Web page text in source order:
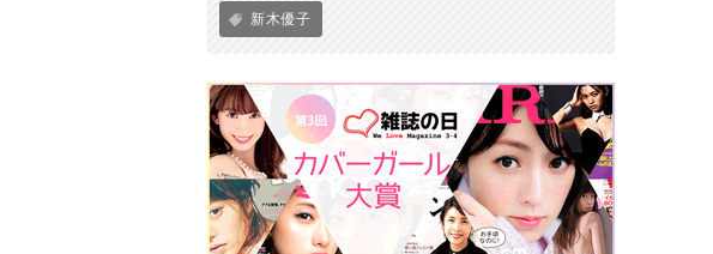
新木優子